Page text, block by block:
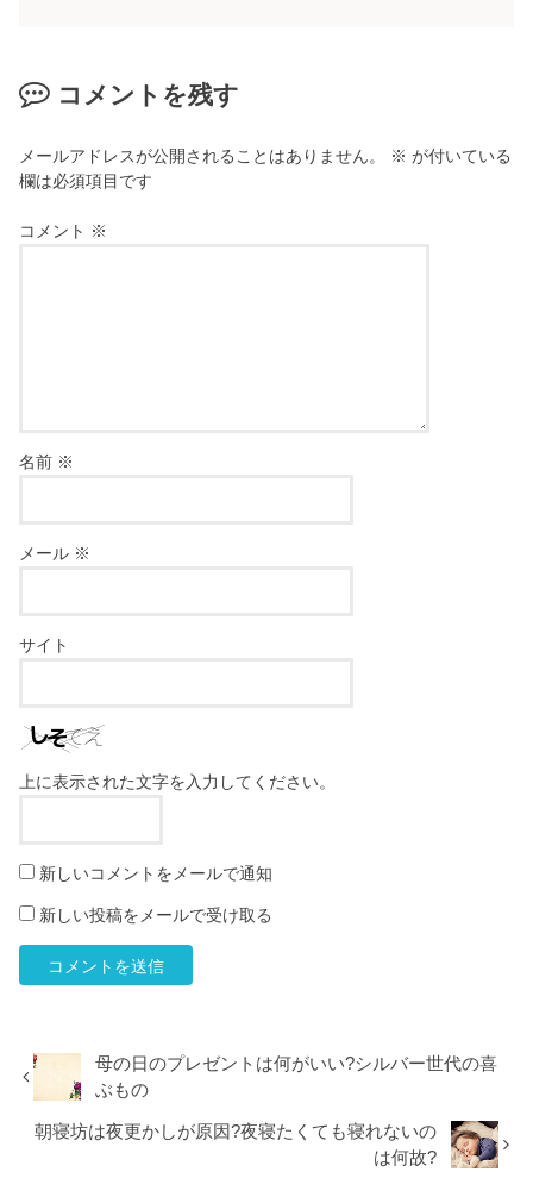
コメントを残す
メールアドレスが公開されることはありません。 ※ が付いている
欄は必須項目です
コメント ※
名前 ※
メール ※
サイト
上に表示された文字を入力してください。
新しいコメントをメールで通知
新しい投稿をメールで受け取る
母の日のプレゼントは何がいい?シルバー世代の喜
ぶもの
朝寝坊は夜更かしが原因?夜寝たくても寝れないの
は何故?